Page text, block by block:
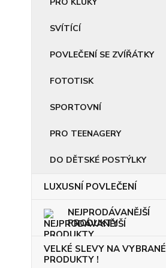
PRO KLUKY
SVÍTÍCÍ
POVLEČENÍ SE ZVÍŘÁTKY
FOTOTISK
SPORTOVNÍ
PRO TEENAGERY
DO DĚTSKÉ POSTÝLKY
LUXUSNÍ POVLEČENÍ
NEJPRODÁVANĚJŠÍ
PRODUKTY
VELKÉ SLEVY NA VYBRANÉ
PRODUKTY !